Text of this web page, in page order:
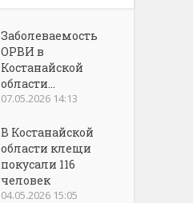
Заболеваемость
ОРВИ в
Костанайской
области...
07.05.2026 14:13
В Костанайской
области клещи
покусали 116
человек
04.05.2026 15:05